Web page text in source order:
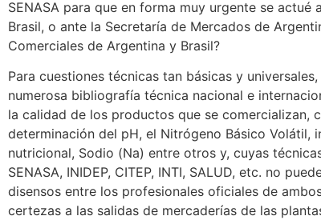
SENASA para que en forma muy urgente se actué
Brasil, o ante la Secretaría de Mercados de
Comerciales de Argentina y Brasil?
Para cuestiones técnicas tan básicas y
numerosa bibliografía técnica nacional e
la calidad de los productos que se comercializan,
determinación del pH, el Nitrógeno Básico Volátil,
nutricional, Sodio (Na) entre otros y, cuyas
SENASA, INIDEP, CITEP, INTI, SALUD, etc. no
disensos entre los profesionales oficiales de
certezas a las salidas de mercaderías de las